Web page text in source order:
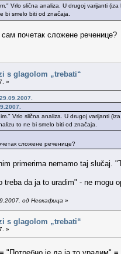
Vrlo slična analiza. U drugoj varijanti (iza
bi smelo biti od značaja.
почетак сложене реченице?
s glagolom „trebati“
»
Vrlo slična analiza. U drugoj varijanti
to ne bi smelo biti od značaja.
сложене реченице?
primerima nemamo taj slučaj.
treba da ja to uradim" - ne mogu
од Нескафица »
s glagolom „trebati“
»